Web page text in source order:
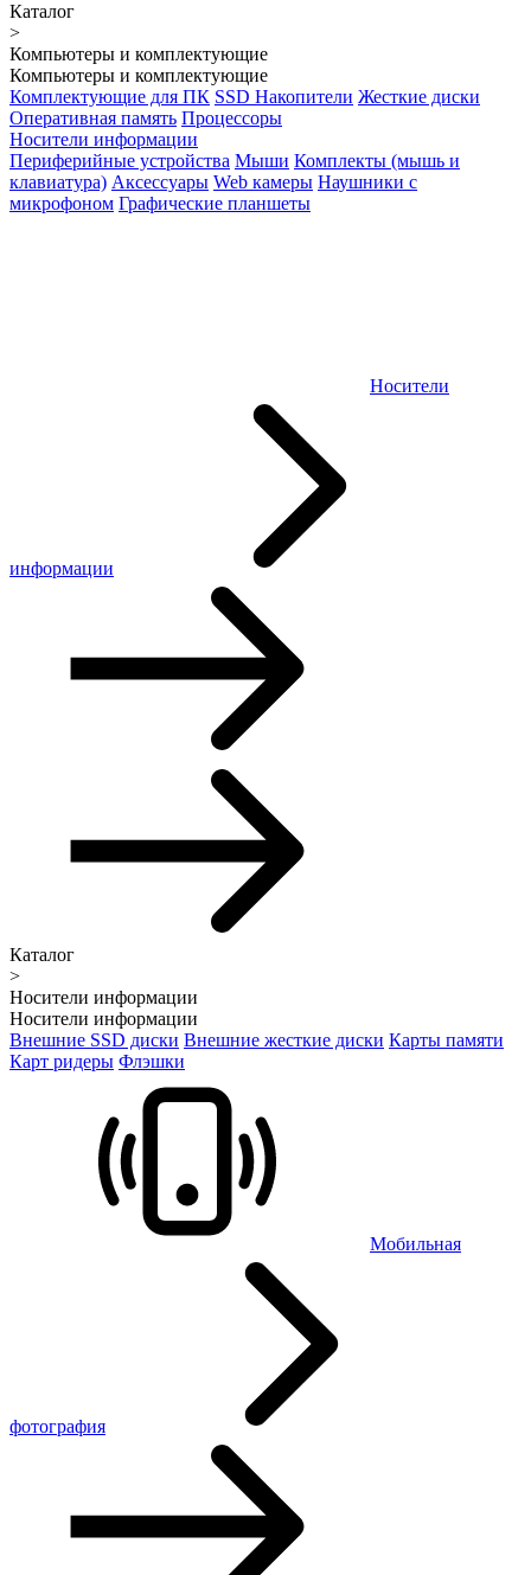
Каталог
>
Компьютеры и комплектующие
Компьютеры и комплектующие
Комплектующие для ПК SSD Накопители Жесткие диски
Оперативная память Процессоры
Носители информации
Периферийные устройства Мыши Комплекты (мышь и
клавиатура) Аксессуары Web камеры Наушники с
микрофоном Графические планшеты
Носители
информации
Каталог
>
Носители информации
Носители информации
Внешние SSD диски Внешние жесткие диски Карты памяти
Карт ридеры Флэшки
Мобильная
фотография